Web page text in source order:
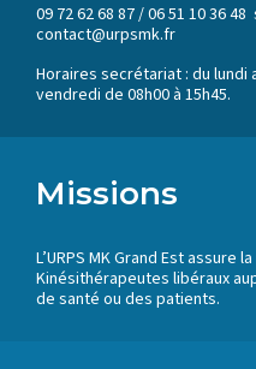
09 72 62 68 87 / 06 51 10 36
contact@urpsmk.fr
Horaires secrétariat : du lundi
vendredi de 08h00 à 15h45.
Missions
L’URPS MK Grand Est
Kinésithérapeutes libéraux
de santé ou des patients.